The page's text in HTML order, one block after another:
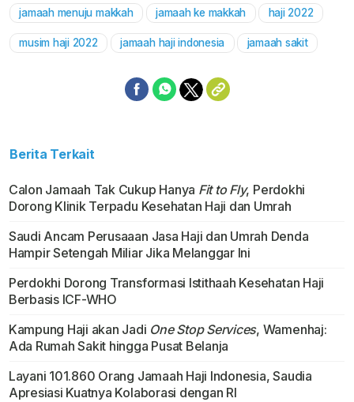
Mute
jamaah menuju makkah jamaah ke makkah haji 2022
musim haji 2022 jamaah haji indonesia jamaah sakit
Berita Terkait
Calon Jamaah Tak Cukup Hanya Fit to Fly, Perdokhi
Dorong Klinik Terpadu Kesehatan Haji dan Umrah
Saudi Ancam Perusaaan Jasa Haji dan Umrah Denda
Hampir Setengah Miliar Jika Melanggar Ini
Perdokhi Dorong Transformasi Istithaah Kesehatan Haji
Berbasis ICF-WHO
Kampung Haji akan Jadi One Stop Services, Wamenhaj:
Ada Rumah Sakit hingga Pusat Belanja
Layani 101.860 Orang Jamaah Haji Indonesia, Saudia
Apresiasi Kuatnya Kolaborasi dengan RI